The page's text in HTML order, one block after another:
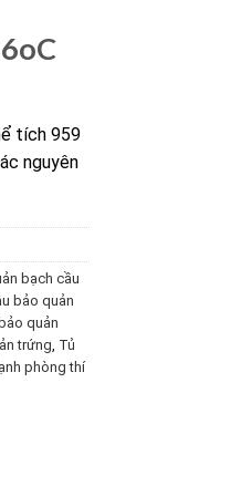
tích 959
nguyên
bạch cầu
bảo quản
quản
trứng, Tủ
phòng thí